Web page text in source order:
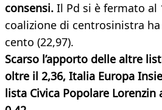
consensi. Il Pd si è fermato al
coalizione di centrosinistra
cento (22,97).
Scarso l’apporto delle altre
oltre il 2,36, Italia Europa
lista Civica Popolare Lorenzin